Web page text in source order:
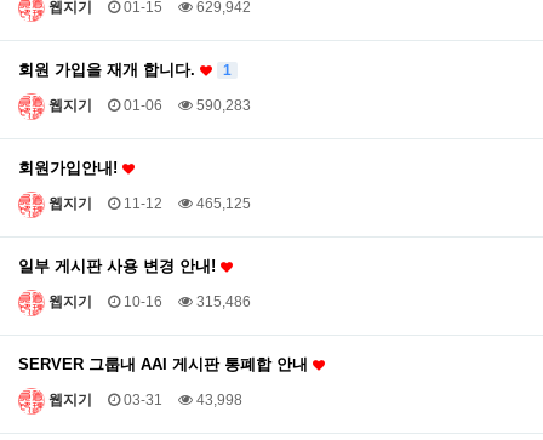
웹지기 01-15 629,942
회원 가입을 재개 합니다. 1
웹지기 01-06 590,283
회원가입안내!
웹지기 11-12 465,125
일부 게시판 사용 변경 안내!
웹지기 10-16 315,486
SERVER 그룹내 AAI 게시판 통폐합 안내
웹지기 03-31 43,998